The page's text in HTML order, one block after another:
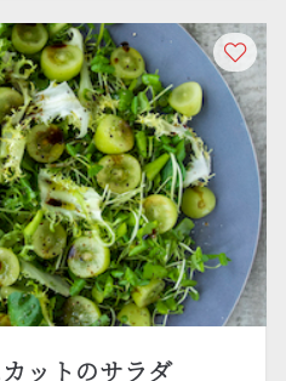
ットのサラダ